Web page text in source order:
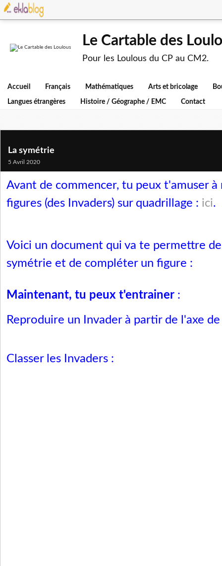
Le Cartable des
Pour les Loulous du CP au CM2.
Accueil Français Mathématiques Arts et bricolage
Langues étrangères Histoire / Géographe / EMC Contact
La symétrie
5 Avril 2020
Avant de commencer, tu peux t'amuser
figures (des Invaders) sur quadrillage : ici.
Voici un document qui va te permettre
symétrie et de compléter un figure :
Maintenant, tu peux t'entrainer :
Reproduire un Invader à partir de l'axe
Classer les Invaders :